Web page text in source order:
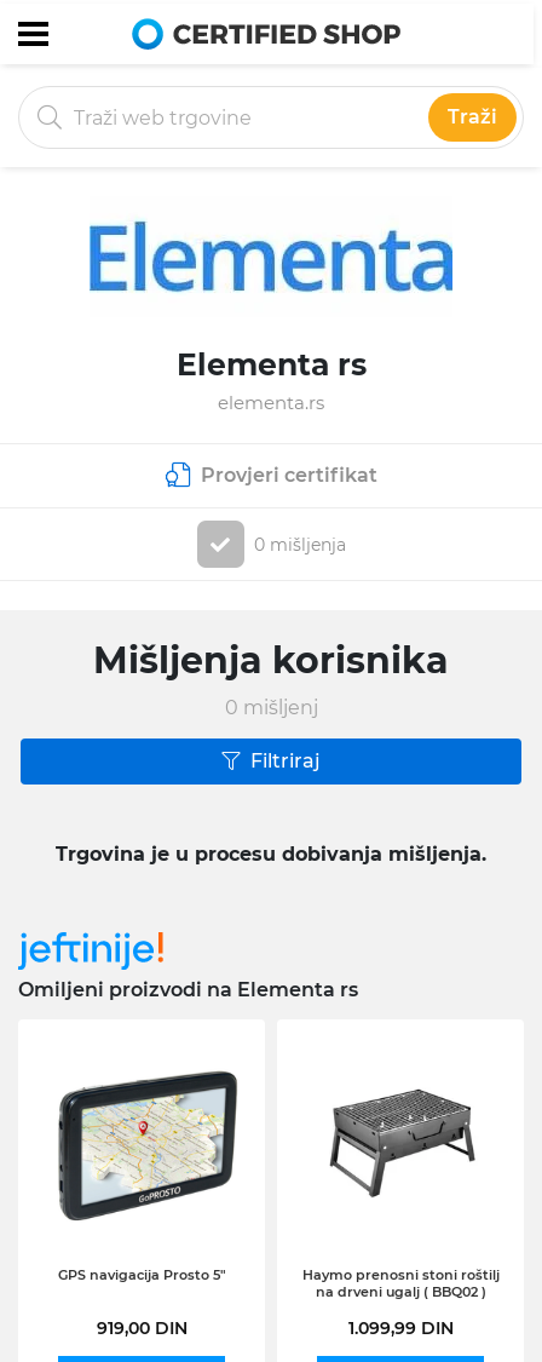
Traži
Elementa rs
elementa.rs
Provjeri certifikat
0 mišljenja
Mišljenja korisnika
0 mišljenj
Filtriraj
Trgovina je u procesu dobivanja mišljenja.
Omiljeni proizvodi na Elementa rs
GPS navigacija Prosto 5"
919,00 DIN
Haymo prenosni stoni roštilj
na drveni ugalj ( BBQ02 )
1.099,99 DIN